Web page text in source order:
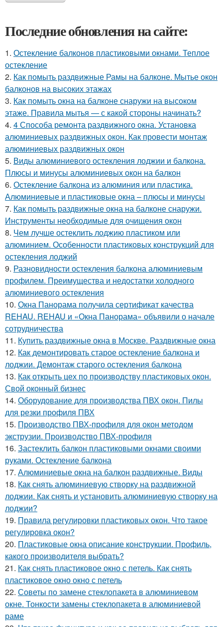
Последние обновления на сайте:
1. Остекление балконов пластиковыми окнами. Теплое
остекление
2. Как помыть раздвижные Рамы на балконе. Мытье окон
балконов на высоких этажах
3. Как помыть окна на балконе снаружи на высоком
этаже. Правила мытья — с какой стороны начинать?
4. 4 Способа ремонта раздвижного окна. Установка
алюминиевых раздвижных окон. Как провести монтаж
алюминиевых раздвижных окон
5. Виды алюминиевого остекления лоджии и балкона.
Плюсы и минусы алюминиевых окон на балкон
6. Остекление балкона из алюминия или пластика.
Алюминиевые и пластиковые окна – плюсы и минусы
7. Как помыть раздвижные окна на балконе снаружи.
Инструменты необходимые для очищения окон
8. Чем лучше остеклить лоджию пластиком или
алюминием. Особенности пластиковых конструкций для
остекления лоджий
9. Разновидности остекления балкона алюминиевым
профилем. Преимущества и недостатки холодного
алюминиевого остекления
10. Окна Панорама получила сертификат качества
REHAU. REHAU и «Окна Панорама» объявили о начале
сотрудничества
11. Купить раздвижные окна в Москве. Раздвижные окна
12. Как демонтировать старое остекление балкона и
лоджии. Демонтаж старого остекления балкона
13. Как открыть цех по производству пластиковых окон.
Свой оконный бизнес
14. Оборудование для производства ПВХ окон. Пилы
для резки профиля ПВХ
15. Производство ПВХ-профиля для окон методом
экструзии. Производство ПВХ-профиля
16. Застеклить балкон пластиковыми окнами своими
руками. Остекление балкона
17. Алюминиевые окна на балкон раздвижные. Виды
18. Как снять алюминиевую створку на раздвижной
лоджии. Как снять и установить алюминиевую створку на
лоджии?
19. Правила регулировки пластиковых окон. Что такое
регулировка окон?
20. Пластиковые окна описание конструкции. Профиль,
какого производителя выбрать?
21. Как снять пластиковое окно с петель. Как снять
пластиковое окно окно с петель
22. Советы по замене стеклопакета в алюминиевом
окне. Тонкости замены стеклопакета в алюминиевой
раме